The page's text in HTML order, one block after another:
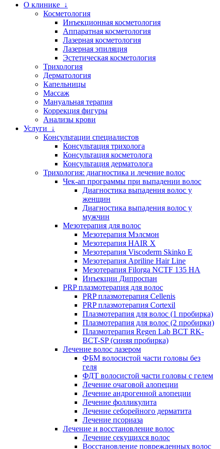
О клинике ↓
Косметология
Инъекционная косметология
Аппаратная косметология
Лазерная косметология
Лазерная эпиляция
Эстетическая косметология
Трихология
Дерматология
Капельницы
Массаж
Мануальная терапия
Коррекция фигуры
Анализы крови
Услуги ↓
Консультации специалистов
Консультация трихолога
Консультация косметолога
Консультация дерматолога
Трихология: диагностика и лечение волос
Чек-ап программы при выпадении волос
Диагностика выпадения волос у
женщин
Диагностика выпадения волос у
мужчин
Мезотерапия для волос
Мезотерапия Мэлсмон
Мезотерапия HAIR X
Мезотерапия Viscoderm Skinko E
Мезотерапия Apriline Hair Line
Мезотерапия Filorga NCTF 135 HA
Инъекции Дипроспан
PRP плазмотерапия для волос
PRP плазмотерапия Cellenis
PRP плазмотерапия Cortexil
Плазмотерапия для волос (1 пробирка)
Плазмотерапия для волос (2 пробирки)
Плазмотерапия Regen Lab BCT RK-
BCT-SP (синяя пробирка)
Лечение волос лазером
ФБМ волосистой части головы без
геля
ФДТ волосистой части головы с гелем
Лечение очаговой алопеции
Лечение андрогенной алопеции
Лечение фолликулита
Лечение себорейного дерматита
Лечение псориаза
Лечение и восстановление волос
Лечение секущихся волос
Восстановление поврежденных волос